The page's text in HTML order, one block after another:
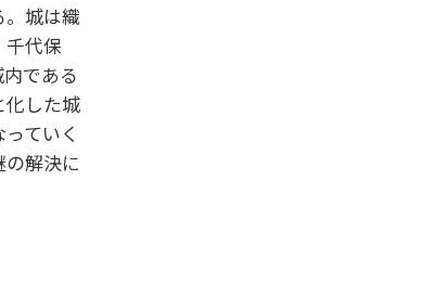
。城は織
代保
である
化した城
ていく
解決に